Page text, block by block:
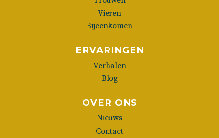
Vieren
Bijeenkomen
ERVARINGEN
Verhalen
Blog
OVER ONS
Nieuws
Contact